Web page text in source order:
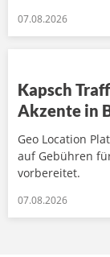
07.08.2026
Kapsch
Akzente in
Geo Location
auf Gebühren
vorbereitet.
07.08.2026